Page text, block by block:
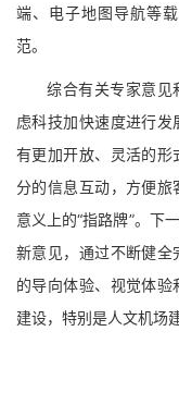
端、电子地图导航等
范。
综合有关专家意见
虑科技加快速度进行发
有更加开放、灵活的形
分的信息互动，方便
意义上的“指路牌”。下
新意见，通过不断健全
的导向体验、视觉体
建设，特别是人文机场